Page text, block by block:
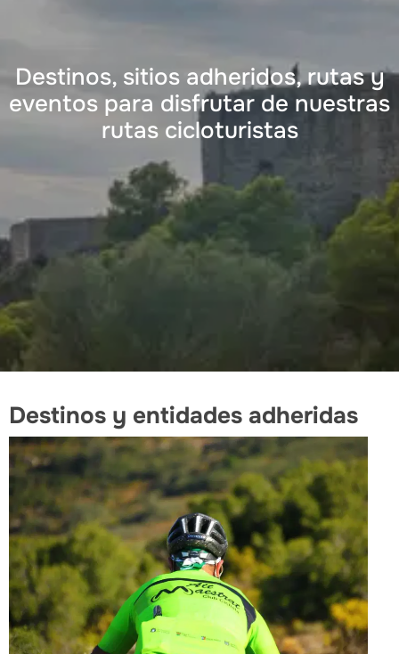
Destinos, sitios adheridos, rutas y
eventos para disfrutar de nuestras
rutas cicloturistas
Destinos y entidades adheridas